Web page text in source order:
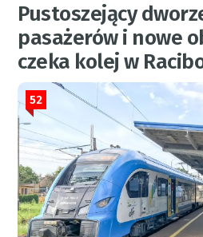
Pustoszejący
pasażerów i nowe
czeka kolej w
52